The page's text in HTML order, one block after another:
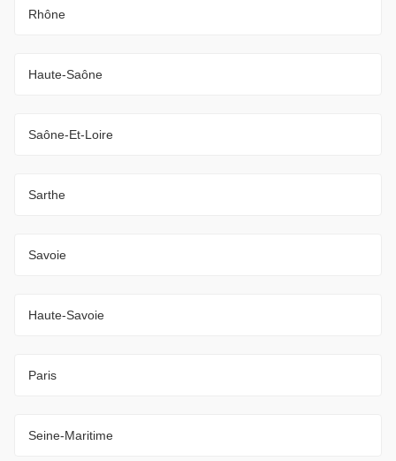
Rhône
Haute-Saône
Saône-Et-Loire
Sarthe
Savoie
Haute-Savoie
Paris
Seine-Maritime